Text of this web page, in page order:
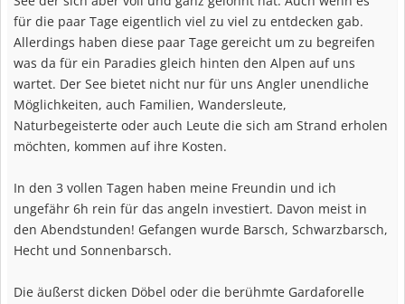
für die paar Tage eigentlich viel zu viel zu entdecken gab.
Allerdings haben diese paar Tage gereicht um zu begreifen
was da für ein Paradies gleich hinten den Alpen auf uns
wartet. Der See bietet nicht nur für uns Angler unendliche
Möglichkeiten, auch Familien, Wandersleute,
Naturbegeisterte oder auch Leute die sich am Strand erholen
möchten, kommen auf ihre Kosten.
In den 3 vollen Tagen haben meine Freundin und ich
ungefähr 6h rein für das angeln investiert. Davon meist in
den Abendstunden! Gefangen wurde Barsch, Schwarzbarsch,
Hecht und Sonnenbarsch.
Die äußerst dicken Döbel oder die berühmte Gardaforelle